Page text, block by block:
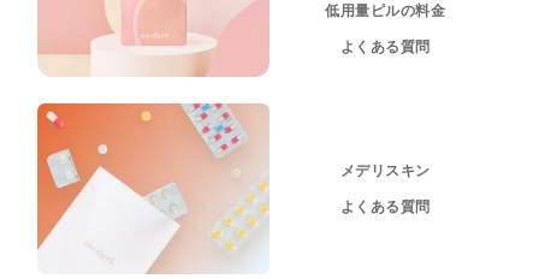
低用量ピルの料金
よくある質問
メデリスキン
よくある質問